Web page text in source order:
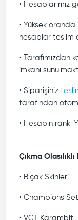
• Hesaplarımız
• Yüksek
hesaplar teslim
• Tarafımızdan
imkanı
• Siparişiniz
tarafından
• Hesabın rankı
Çıkma
• Bıçak Skinleri
• Champions
• VCT Karambit